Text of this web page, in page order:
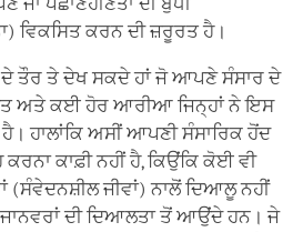
ਵਿਕਸਿਤ ਕਰਨ ਦੀ ਜ਼ਰੂਰਤ ਹੈ।
ਦੇ ਤੌਰ ਤੇ ਦੇਖ ਸਕਦੇ ਹਾਂ ਜੋ ਆਪਣੇ ਸੰਸਾਰ ਦੇ
ਅਤੇ ਕਈ ਹੋਰ ਆਰੀਆ ਜਿਨ੍ਹਾਂ ਨੇ ਇਸ
ਹਾਲਾਂਕਿ ਅਸੀਂ ਆਪਣੀ ਸੰਸਾਰਿਕ ਹੋਂਦ
ਕਾਫ਼ੀ ਨਹੀਂ ਹੈ, ਕਿਉਂਕਿ ਕੋਈ ਵੀ
(ਸੰਵੇਦਨਸ਼ੀਲ ਜੀਵਾਂ) ਨਾਲੋਂ ਦਿਆਲੂ ਨਹੀਂ
ਦੀ ਦਿਆਲਤਾ ਤੋਂ ਆਉਂਦੇ ਹਨ। ਜੇ